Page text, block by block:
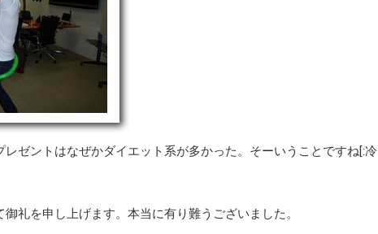
ゼントはなぜかダイエット系が多かった。そーいうことですね[:冷
礼を申し上げます。本当に有り難うございました。